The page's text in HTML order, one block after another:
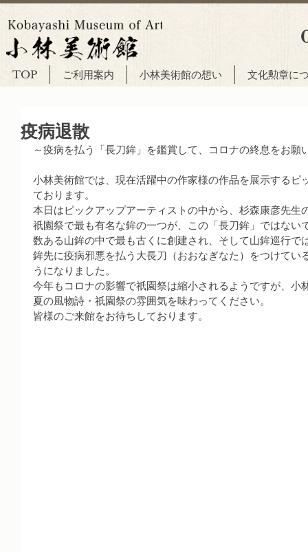
TOP ご利用案内 小林美術館の想い 文化勲章に
疫病退散
～疫病を払う「長刀鉾」を鑑賞して、コロナの終息をお願
小林美術館では、現在活躍中の作家様の作品を展示するピ
ております。
本日はピックアップアーティストの中から、杉森康彦先生
祇園祭で最も有名な鉾の一つが、この「長刀鉾」ではない
数ある山鉾の中で最も古くに創建され、そして山鉾巡行で
鉾先に疫病邪悪を払う大長刀（おおなぎなた）をつけてい
うになりました。
今年もコロナの影響で祇園祭は縮小されるようですが、小
夏の風物詩・祇園祭の雰囲気を味わってください。
皆様のご来館をお待ちしております。